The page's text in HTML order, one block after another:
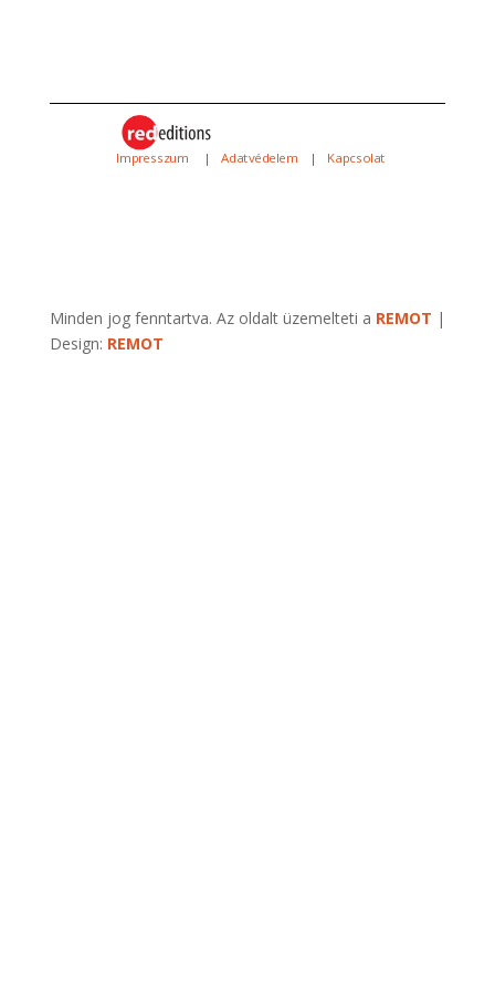
Impresszum | Adatvédelem | Kapcsolat
Minden jog fenntartva. Az oldalt üzemelteti a REMOT |
Design: REMOT